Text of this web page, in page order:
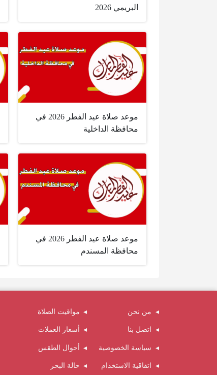
البريمي 2026
موعد صلاة عيد الفطر 2026 في
محافظة الداخلية
موعد صلاة عيد الفطر 2026 في
محافظة المسندم
من نحن
اتصل بنا
سياسة الخصوصية
اتفاقية الاستخدام
مواقيت الصلاة
أسعار العملات
أحوال الطقس
حالة البحر